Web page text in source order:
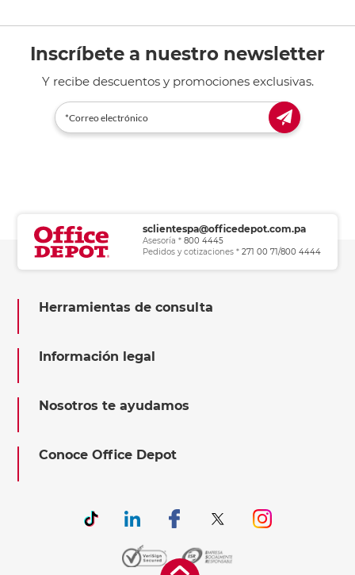
Inscríbete a nuestro newsletter
Y recibe descuentos y promociones exclusivas.
sclientespa@officedepot.com.pa
Asesoría * 800 4445
Pedidos y cotizaciones * 271 00 71/800 4444
Herramientas de consulta
Información legal
Nosotros te ayudamos
Conoce Office Depot